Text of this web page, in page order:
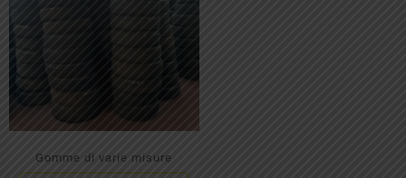
Gomme di varie misure